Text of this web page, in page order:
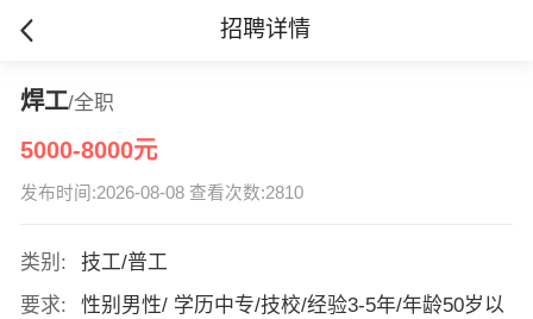
招聘详情
焊工/全职
5000-8000元
发布时间:2026-08-08 查看次数:2810
类别:
技工/普工
要求:
性别男性/ 学历中专/技校/经验3-5年/年龄50岁以